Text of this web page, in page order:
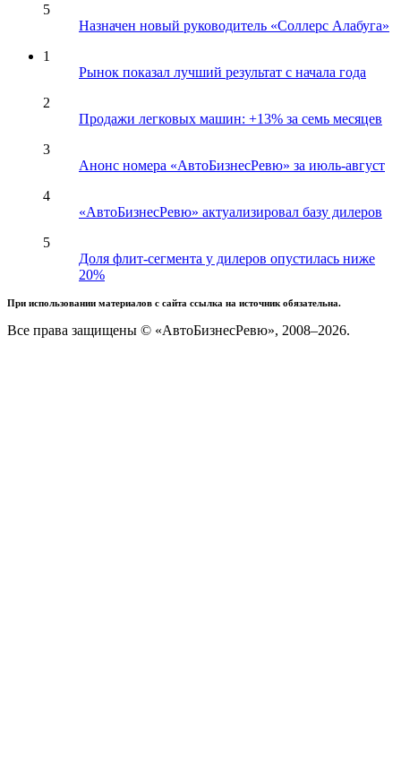
5
Назначен новый руководитель «Соллерс Алабуга»
1
Рынок показал лучший результат с начала года
2
Продажи легковых машин: +13% за семь месяцев
3
Анонс номера «АвтоБизнесРевю» за июль-август
4
«АвтоБизнесРевю» актуализировал базу дилеров
5
Доля флит-сегмента у дилеров опустилась ниже
20%
При использовании материалов с сайта ссылка на источник обязательна.
Все права защищены © «АвтоБизнесРевю», 2008–2026.